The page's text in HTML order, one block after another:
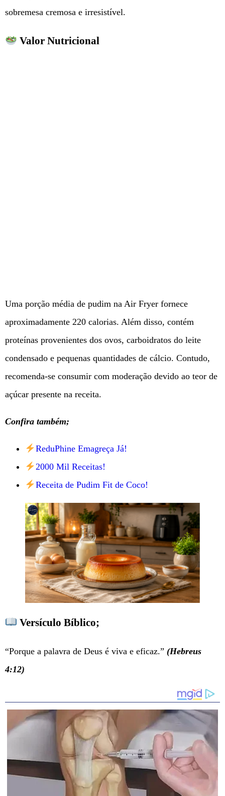
sobremesa cremosa e irresistível.
Valor Nutricional
Uma porção média de pudim na Air Fryer fornece
aproximadamente 220 calorias. Além disso, contém
proteínas provenientes dos ovos, carboidratos do leite
condensado e pequenas quantidades de cálcio. Contudo,
recomenda-se consumir com moderação devido ao teor de
açúcar presente na receita.
Confira também;
ReduPhine Emagreça Já!
2000 Mil Receitas!
Receita de Pudim Fit de Coco!
Versículo Bíblico;
“Porque a palavra de Deus é viva e eficaz.” (Hebreus
4:12)